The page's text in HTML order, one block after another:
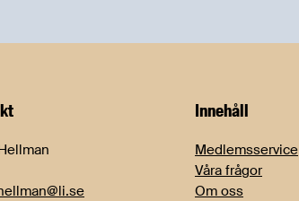
Innehåll
Medlemsservice
Våra frågor
Om oss